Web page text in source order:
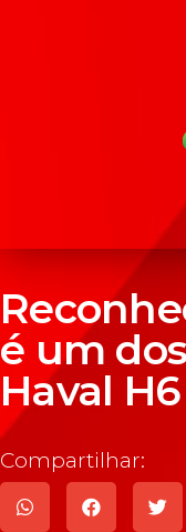
é um
Haval
Compartilhar: